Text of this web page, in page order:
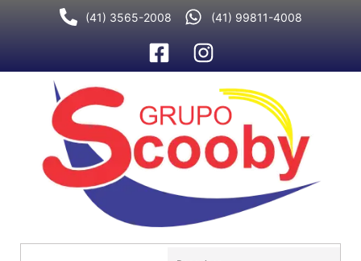
(41) 3565-2008 (41) 99811-4008